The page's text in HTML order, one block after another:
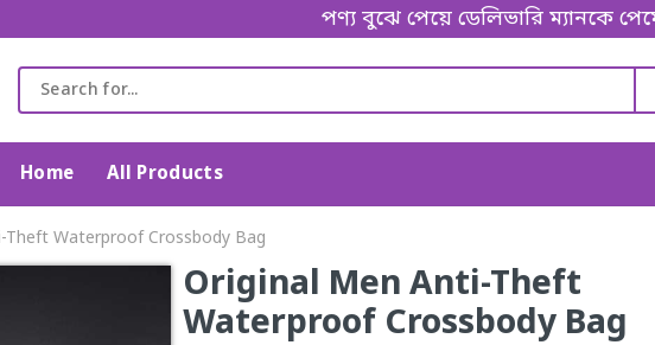
পণ্য বুঝে পেয়ে ডেলিভারি ম্যানকে পেমেন্ট
Home All Products
Theft Waterproof Crossbody Bag
Original Men Anti-Theft
Waterproof Crossbody Bag